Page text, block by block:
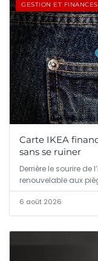
GESTION ET FINANCES
Carte IKEA
sans se ruiner
Derrière le sourire de
renouvelable aux
6 août 2026